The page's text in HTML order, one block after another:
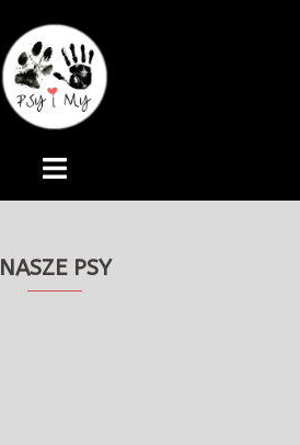
NASZE PSY